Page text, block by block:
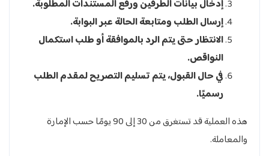
إدخال بيانات الطرفين ورفع المستندات المطلوبة.
إرسال الطلب ومتابعة الحالة عبر البوابة.
الانتظار حتى يتم الرد بالموافقة أو طلب استكمال
النواقص.
في حال القبول، يتم تسليم التصريح لمقدم الطلب
رسميًا.
هذه العملية قد تستغرق من 30 إلى 90 يومًا حسب الإمارة
والمعاملة.